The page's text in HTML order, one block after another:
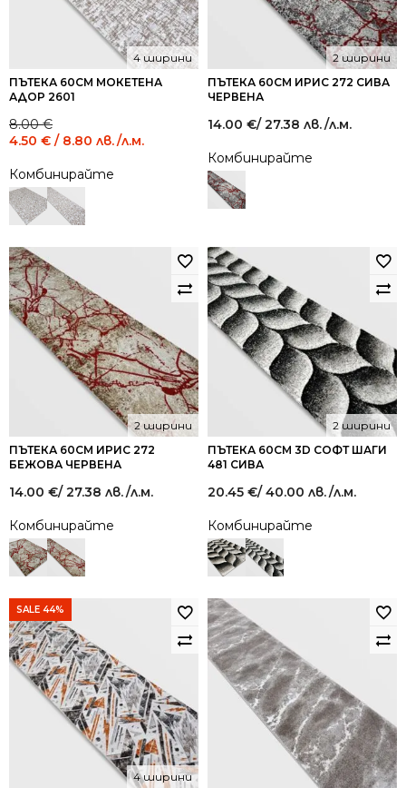
ПЪТЕКА 60СМ МОКЕТЕНА
АДОР 2601
4 ширини
8.00€
Original
price
8.00 €
/
15.65
лв..
4.50 € / 8.80 лв.
Current
price
4.50 €
/
8.80
лв..
/л.м.
Комбинирайте
ПЪТЕКА 60СМ ИРИС 272 СИВА
ЧЕРВЕНА
2 ширини
14.00 €/ 27.38 лв./л.м.
Комбинирайте
ПЪТЕКА 60СМ ИРИС 272
БЕЖОВА ЧЕРВЕНА
2 ширини
14.00 €/ 27.38 лв./л.м.
Комбинирайте
ПЪТЕКА 60СМ 3D СОФТ ШАГИ
481 СИВА
2 ширини
20.45 €/ 40.00 лв./л.м.
Комбинирайте
SALE 44%
4 ширини